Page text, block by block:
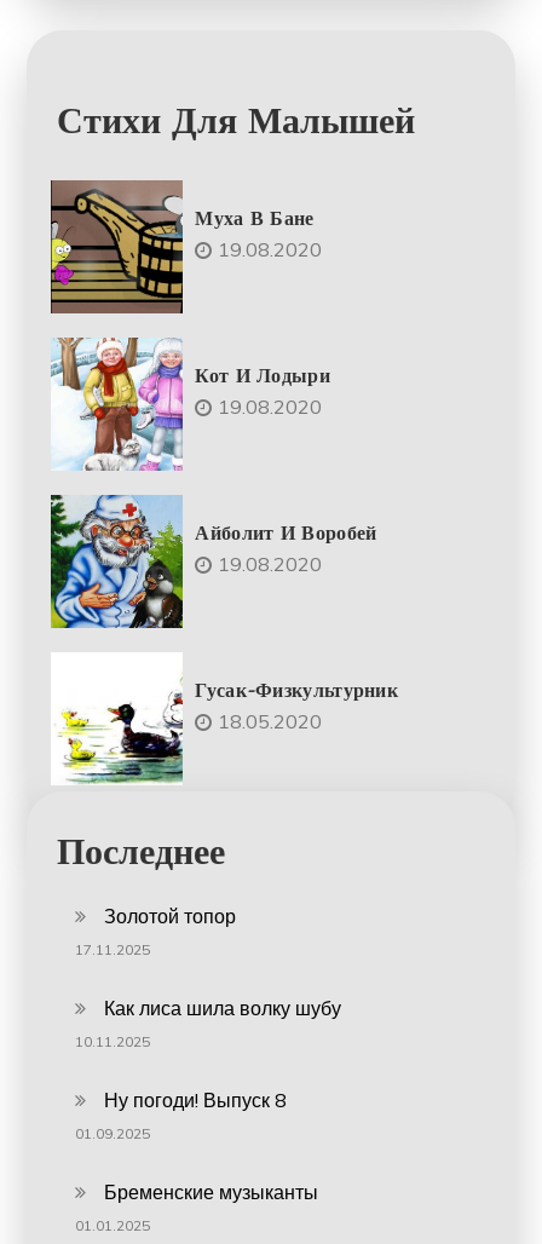
Стихи Для Малышей
Муха В Бане
19.08.2020
Кот И Лодыри
19.08.2020
Айболит И Воробей
19.08.2020
Гусак-Физкультурник
18.05.2020
Последнее
Золотой топор
17.11.2025
Как лиса шила волку шубу
10.11.2025
Ну погоди! Выпуск 8
01.09.2025
Бременские музыканты
01.01.2025